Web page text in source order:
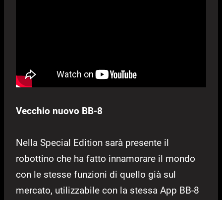
Vecchio nuovo BB-8
Nella Special Edition sarà presente il
robottino che ha fatto innamorare il mondo
con le stesse funzioni di quello già sul
mercato, utilizzabile con la stessa App BB-8